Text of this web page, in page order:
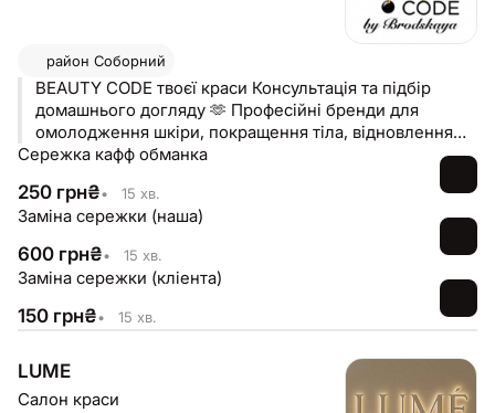
район Соборний
BEAUTY CODE твоєї краси Консультація та підбір
домашнього догляду 🫶 Професійні бренди для
омолодження шкіри, покращення тіла, відновлення
волосся 🔝
Сережка кафф обманка
250 грн₴• 15 хв.
Заміна сережки (наша)
600 грн₴• 15 хв.
Заміна сережки (кліента)
150 грн₴• 15 хв.
LUME
Салон краси